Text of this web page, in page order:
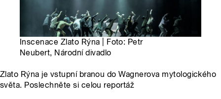
Inscenace Zlato Rýna | Foto: Petr
Neubert, Národní divadlo
Zlato Rýna je vstupní branou do Wagnerova mytologického
světa. Poslechněte si celou reportáž